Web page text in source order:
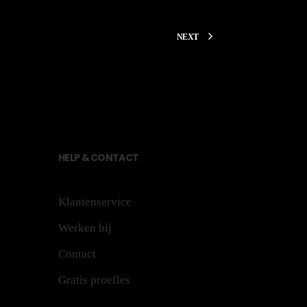
NEXT
HELP &CONTACT
Klantenservice
Werken bij
Contact
Gratis proefles